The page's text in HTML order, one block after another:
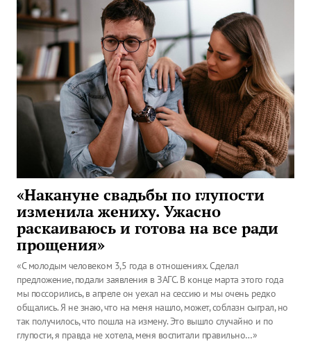
«Накануне свадьбы по глупости
изменила жениху. Ужасно
раскаиваюсь и готова на все ради
прощения»
«С молодым человеком 3,5 года в отношениях. Сделал
предложение, подали заявления в ЗАГС. В конце марта этого года
мы поссорились, в апреле он уехал на сессию и мы очень редко
общались. Я не знаю, что на меня нашло, может, соблазн сыграл, но
так получилось, что пошла на измену. Это вышло случайно и по
глупости, я правда не хотела, меня воспитали правильно…»